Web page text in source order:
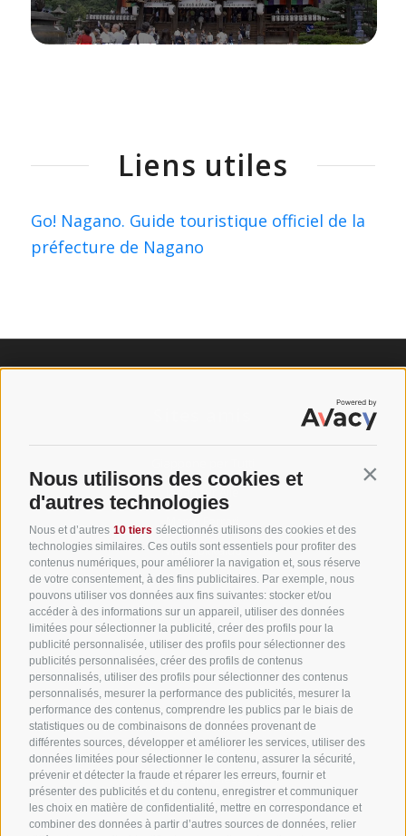
Nous utilisons des cookies et
d'autres technologies
Nous et d’autres 10 tiers sélectionnés utilisons des cookies et des
technologies similaires. Ces outils sont essentiels pour profiter des
contenus numériques, pour améliorer la navigation et, sous réserve
de votre consentement, à des fins publicitaires. Par exemple, nous
pouvons utiliser vos données aux fins suivantes: stocker et/ou
accéder à des informations sur un appareil, utiliser des données
limitées pour sélectionner la publicité, créer des profils pour la
publicité personnalisée, utiliser des profils pour sélectionner des
publicités personnalisées, créer des profils de contenus
personnalisés, utiliser des profils pour sélectionner des contenus
personnalisés, mesurer la performance des publicités, mesurer la
performance des contenus, comprendre les publics par le biais de
statistiques ou de combinaisons de données provenant de
différentes sources, développer et améliorer les services, utiliser des
données limitées pour sélectionner le contenu, assurer la sécurité,
prévenir et détecter la fraude et réparer les erreurs, fournir et
présenter des publicités et du contenu, enregistrer et communiquer
les choix en matière de confidentialité, mettre en correspondance et
combiner des données à partir d’autres sources de données, relier
Liens utiles
Go! Nagano. Guide touristique officiel de la
préfecture de Nagano
Japan für Alle
Marco Ferrari
Visit Hokkaido
Partners
Travel Arrange Japan
Japan Experience
Japan Wireless